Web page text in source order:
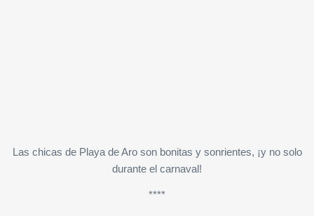
Las chicas de Playa de Aro son bonitas y sonrientes, ¡y no solo
durante el carnaval!
****